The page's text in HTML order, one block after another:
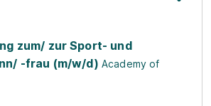
zum/ zur Sport- und
-frau (m/w/d) Academy of